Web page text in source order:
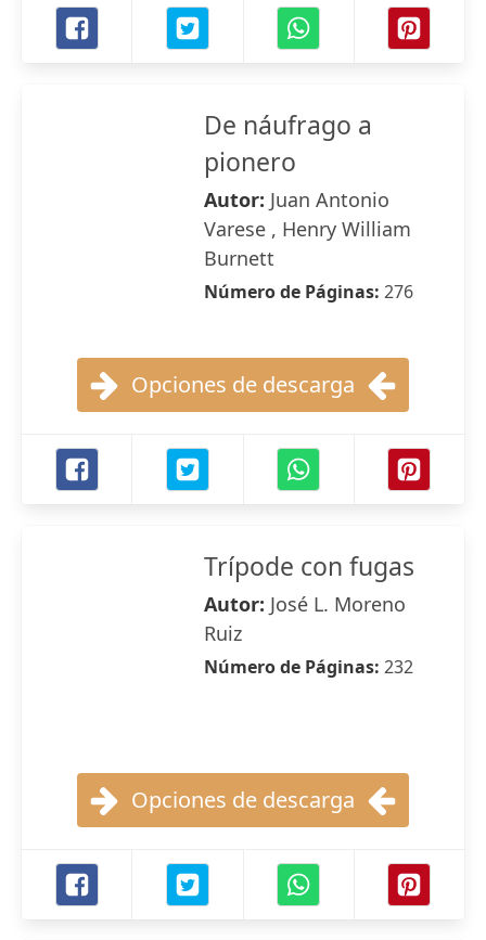
De náufrago a
pionero
Autor: Juan Antonio
Varese , Henry William
Burnett
Número de Páginas: 276
Opciones de descarga
Trípode con fugas
Autor: José L. Moreno
Ruiz
Número de Páginas: 232
Opciones de descarga